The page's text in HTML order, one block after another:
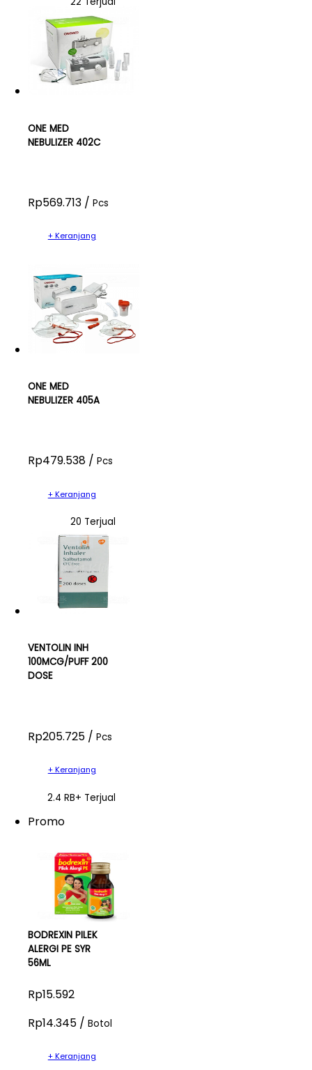
ONE MED
NEBULIZER 402C
Rp569.713 / Pcs
+ Keranjang
ONE MED
NEBULIZER 405A
Rp479.538 / Pcs
+ Keranjang
20 Terjual
VENTOLIN INH
100MCG/PUFF 200
DOSE
Rp205.725 / Pcs
+ Keranjang
2.4 RB+ Terjual
Promo
BODREXIN PILEK
ALERGI PE SYR
56ML
Rp15.592
Rp14.345 / Botol
+ Keranjang